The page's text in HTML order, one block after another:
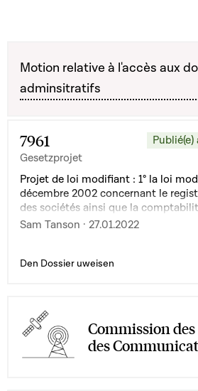
Motion relative à l'accès aux
adminsitratifs
7961
Gesetzprojet
Projet de loi modifiant : 1° la loi
décembre 2002 concernant le
des sociétés ainsi que la
annuels des entreprises ; 2° la loi
Sam Tanson · 27.01.2022
Den Dossier uweisen
Commission
des